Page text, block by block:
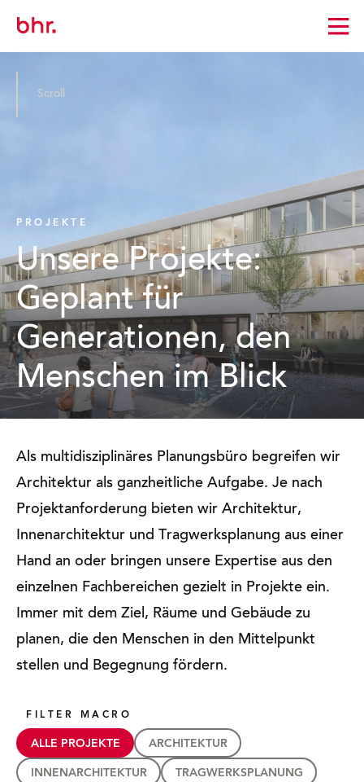
Startseite
Scroll
PROJEKTE
Unsere Projekte:
Geplant für
Generationen, den
Menschen im Blick
Als multidisziplinäres Planungsbüro begreifen wir
Architektur als ganzheitliche Aufgabe. Je nach
Projektanforderung bieten wir Architektur,
Innenarchitektur und Tragwerksplanung aus einer
Hand an oder bringen unsere Expertise aus den
einzelnen Fachbereichen gezielt in Projekte ein.
Immer mit dem Ziel, Räume und Gebäude zu
planen, die den Menschen in den Mittelpunkt
stellen und Begegnung fördern.
FILTER MACRO
ALLE PROJEKTE ARCHITEKTUR
INNENARCHITEKTUR TRAGWERKSPLANUNG